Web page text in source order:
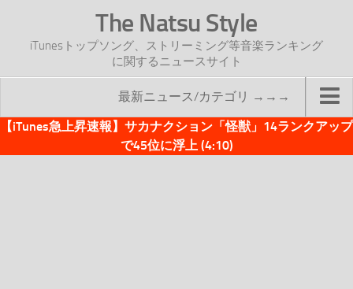
The Natsu Style
iTunesトップソング、ストリーミング等音楽ランキング
に関するニュースサイト
最新ニュース/カテゴリ →→→
TOP
【iTunes急上昇速報】サカナクション「怪獣」14ランクアップ
で45位に浮上 (4:10)